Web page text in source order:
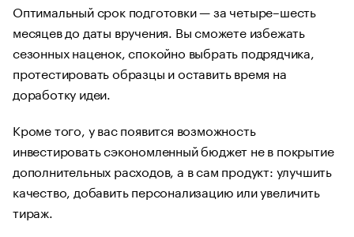
Оптимальный срок подготовки — за четыре–шесть
месяцев до даты вручения. Вы сможете избежать
сезонных наценок, спокойно выбрать подрядчика,
протестировать образцы и оставить время на
доработку идеи.
Кроме того, у вас появится возможность
инвестировать сэкономленный бюджет не в покрытие
дополнительных расходов, а в сам продукт: улучшить
качество, добавить персонализацию или увеличить
тираж.